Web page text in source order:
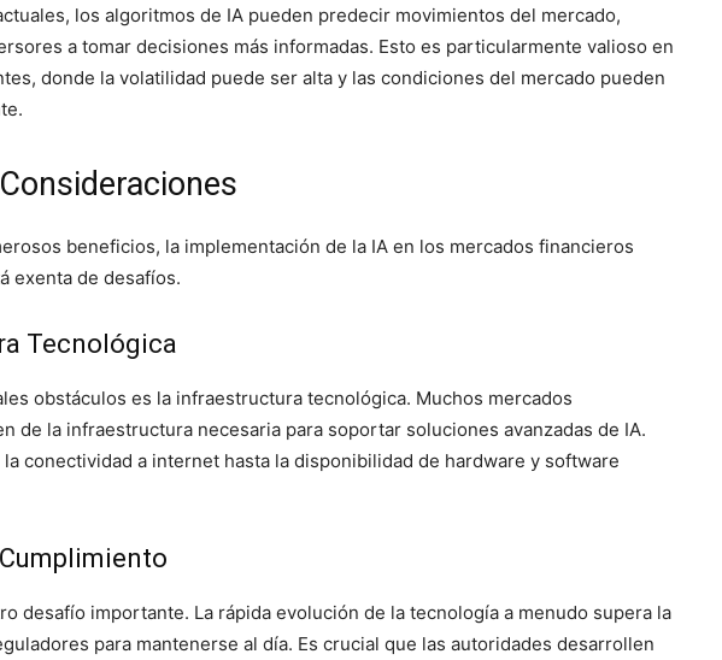
los algoritmos de IA pueden predecir movimientos del mercado,
a tomar decisiones más informadas. Esto es particularmente valioso en
donde la volatilidad puede ser alta y las condiciones del mercado pueden
beneficios, la implementación de la IA en los mercados financieros
exenta de desafíos.
Tecnológica
obstáculos es la infraestructura tecnológica. Muchos mercados
de la infraestructura necesaria para soportar soluciones avanzadas de IA.
conectividad a internet hasta la disponibilidad de hardware y software
desafío importante. La rápida evolución de la tecnología a menudo supera la
para mantenerse al día. Es crucial que las autoridades desarrollen